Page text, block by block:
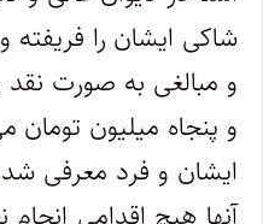
شاکی ایشان را
و مبالغی به صورت
و پنجاه میلیون
ایشان و فرد معرفی شده